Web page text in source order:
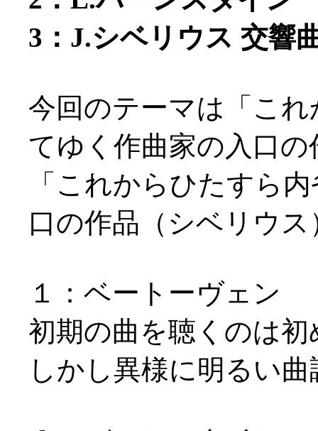
3：J.シベリウス 交響
今回のテーマは「こ
てゆく作曲家の入口
「これからひたすら
口の作品（シベリウ
１：ベートーヴェン
初期の曲を聴くのは初
しかし異様に明るい